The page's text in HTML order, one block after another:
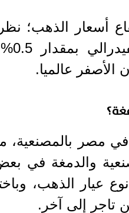
أسعار الذهب؛
لدى
الأصفر عالميا.
مصر بالمصنعية،
والدمغة في
نوع عيار
إلى آخر.